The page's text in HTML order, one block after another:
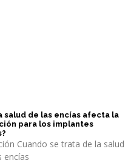
salud de las encías afecta la
para los implantes
Cuando se trata de la salud
encías